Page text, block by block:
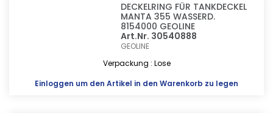
DECKELRING FÜR TANKDECKEL
MANTA 355 WASSERD.
8154000 GEOLINE
Art.Nr. 30540888
GEOLINE
Verpackung : Lose
Einloggen um den Artikel in den Warenkorb zu legen